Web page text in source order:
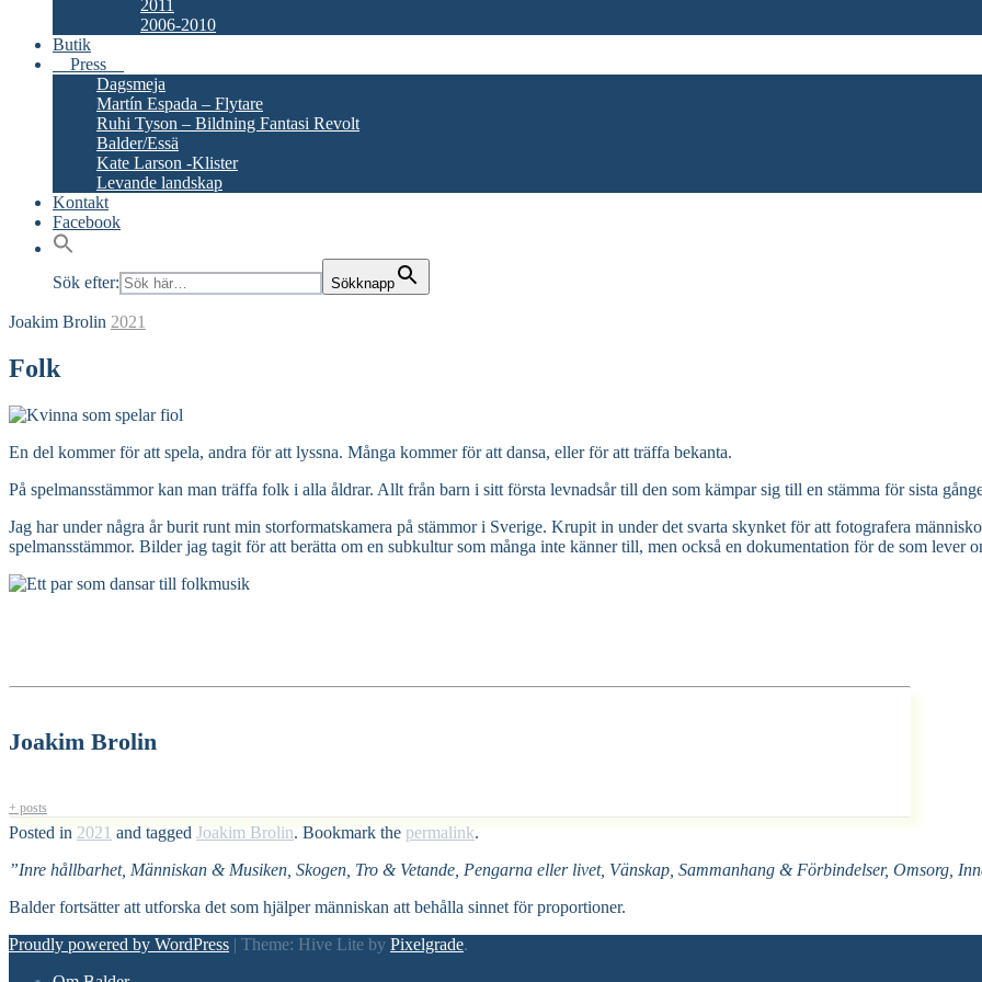
2011
2006-2010
Butik
Press
Dagsmeja
Martín Espada – Flytare
Ruhi Tyson – Bildning Fantasi Revolt
Balder/Essä
Kate Larson -Klister
Levande landskap
Kontakt
Facebook
Sök efter: Sökknapp
Joakim Brolin 2021
Folk
En del kommer för att spela, andra för att lyssna. Många kommer för att dansa, eller för att träffa bekanta.
På spelmansstämmor kan man träffa folk i alla åldrar. Allt från barn i sitt första levnadsår till den som kämpar sig till en stämma för sista
Jag har under några år burit runt min storformatskamera på stämmor i Sverige. Krupit in under det svarta skynket för att fotografera
spelmansstämmor. Bilder jag tagit för att berätta om en subkultur som många inte känner till, men också en dokumentation för de som lever
Joakim Brolin
+ posts
Posted in 2021 and tagged Joakim Brolin. Bookmark the permalink.
”Inre hållbarhet, Människan & Musiken, Skogen, Tro & Vetande, Pengarna eller livet, Vänskap, Sammanhang & Förbindelser, Omsorg,
Balder fortsätter att utforska det som hjälper människan att behålla sinnet för proportioner.
Proudly powered by WordPress | Theme: Hive Lite by Pixelgrade.